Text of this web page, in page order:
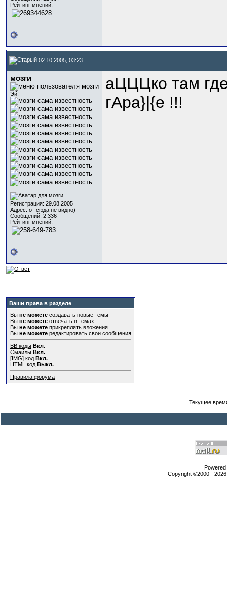
Рейтинг мнений:
02.10.2005, 03:23
мозги
Эй!
Регистрация: 29.08.2005
Адрес: от сюда не видно)
Сообщений: 2,336
Рейтинг мнений:
аЦЦЦко там
гАра}|{е !!!
Ваши права в разделе
Вы не можете создавать новые темы
Вы не можете отвечать в темах
Вы не можете прикреплять вложения
Вы не можете редактировать свои сообщения
BB коды Вкл.
Смайлы Вкл.
[IMG] код Вкл.
HTML код Выкл.
Правила форума
Текущее
Copyright ©2000 -